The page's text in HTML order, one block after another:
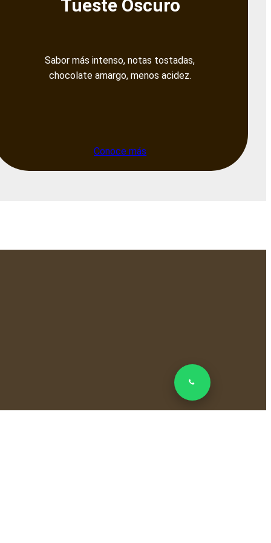
Tueste Oscuro
Sabor más intenso, notas tostadas,
chocolate amargo, menos acidez.
Conoce más